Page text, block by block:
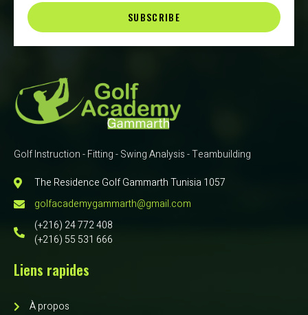
SUBSCRIBE
Golf Instruction - Fitting - Swing Analysis - Teambuilding
The Residence Golf Gammarth Tunisia 1057
golfacademygammarth@gmail.com
(+216) 24 772 408
(+216) 55 531 666
Liens rapides
À propos